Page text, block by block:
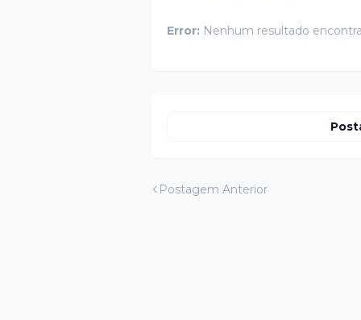
Error: Nenhum resultado
Postagem Anterior